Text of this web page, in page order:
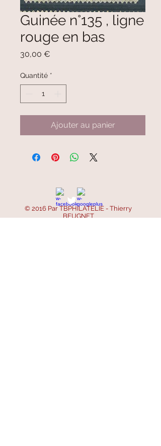
Guinée n°135 , ligne
rouge en bas
30,00 €
Quantité *
Ajouter au panier
© 2016 Par TBPHILATELIE - Thierry
BEUGNET